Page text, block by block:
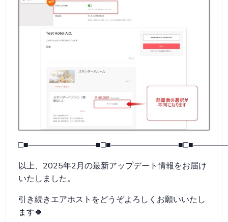
以上、2025年2月の最新アップデート情報をお届け
いたしました。
引き続きエアホストをどうぞよろしくお願いいたし
ます🍀